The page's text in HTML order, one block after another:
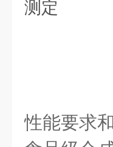
性能要求